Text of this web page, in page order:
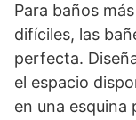
Para baños
difíciles, las
perfecta.
el espacio
en una esquina